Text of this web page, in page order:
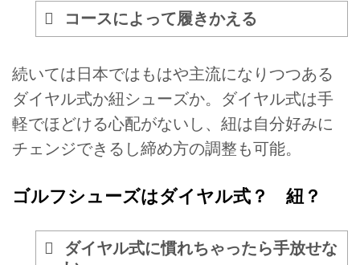
コースによって履きかえる
続いては日本ではもはや主流になりつつある
ダイヤル式か紐シューズか。ダイヤル式は手
軽でほどける心配がないし、紐は自分好みに
チェンジできるし締め方の調整も可能。
ゴルフシューズはダイヤル式？ 紐？
ダイヤル式に慣れちゃったら手放せな